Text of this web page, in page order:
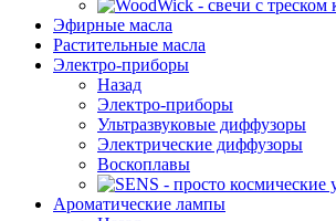
Эфирные масла
Растительные масла
Электро-приборы
Назад
Электро-приборы
Ультразвуковые диффузоры
Электрические диффузоры
Воскоплавы
Ароматические лампы